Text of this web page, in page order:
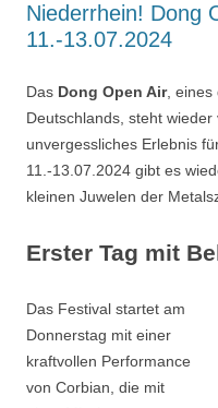
Niederrhein! Dong
11.-13.07.2024
Das Dong Open Air, eines
Deutschlands, steht
unvergessliches Erlebnis
11.-13.07.2024 gibt es
kleinen Juwelen der
Erster Tag mit
Das Festival startet am
Donnerstag mit einer
kraftvollen Performance
von Corbian, die mit